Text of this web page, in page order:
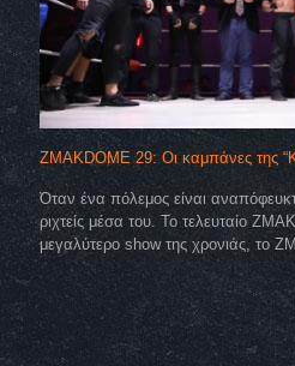
ZMAKDOME 29: Οι καμπάνες της
Όταν ένα πόλεμος είναι
ριχτείς μέσα του. Το τελευταίο
μεγαλύτερο show της χρονιάς, το